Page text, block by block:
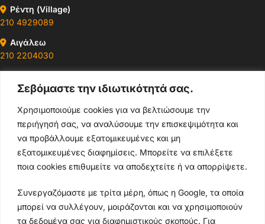
Σεβόμαστε την ιδιωτικότητά σας.
Χρησιμοποιούμε cookies για να βελτιώσουμε την
περιήγησή σας, να αναλύσουμε την επισκεψιμότητα και
να προβάλλουμε εξατομικευμένες και μη
εξατομικευμένες διαφημίσεις. Μπορείτε να επιλέξετε
ποια cookies επιθυμείτε να αποδεχτείτε ή να απορρίψετε.
Συνεργαζόμαστε με τρίτα μέρη, όπως η Google, τα οποία
μπορεί να συλλέγουν, μοιράζονται και να χρησιμοποιούν
τα δεδομένα σας για διαφημιστικούς σκοπούς. Για
Ρέντη (Village)
210 4929089
Αιγάλεω
210 2204030
210 4400147
Ωράρια & Διευθύνσεις →
210 4929089
Κεντρικό τηλέφωνο
info@thikishop.gr
Δευ - Σάβ: 10:00 - 21:00